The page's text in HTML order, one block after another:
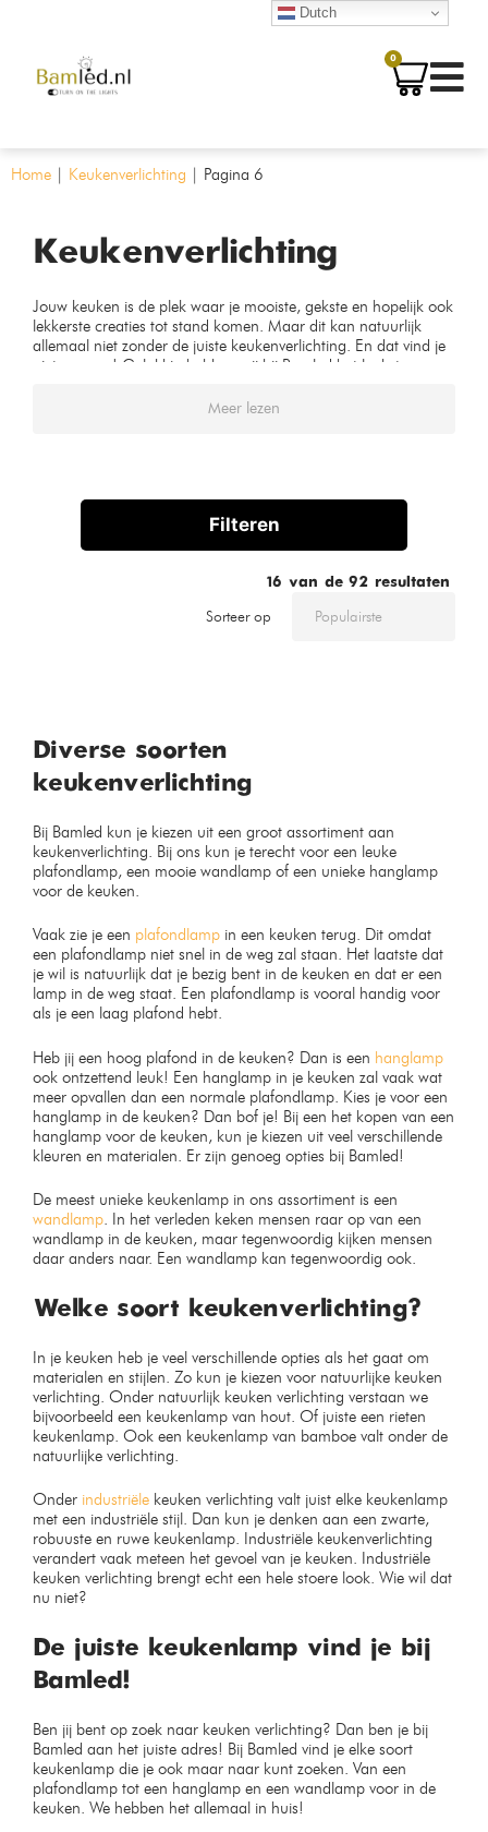
0
Home | Keukenverlichting | Pagina 6
Keukenverlichting
Jouw keuken is de plek waar je mooiste, gekste en hopelijk ook
lekkerste creaties tot stand komen. Maar dit kan natuurlijk
allemaal niet zonder de juiste keukenverlichting. En dat vind je
niet zomaar! Gelukkig hebben wij bij Bamled het leukste
Meer lezen
Filteren
16 van de 92 resultaten
Sorteer op
Diverse soorten
keukenverlichting
Bij Bamled kun je kiezen uit een groot assortiment aan
keukenverlichting. Bij ons kun je terecht voor een leuke
plafondlamp, een mooie wandlamp of een unieke hanglamp
voor de keuken.
Vaak zie je een plafondlamp in een keuken terug. Dit omdat
een plafondlamp niet snel in de weg zal staan. Het laatste dat
je wil is natuurlijk dat je bezig bent in de keuken en dat er een
lamp in de weg staat. Een plafondlamp is vooral handig voor
als je een laag plafond hebt.
Heb jij een hoog plafond in de keuken? Dan is een hanglamp
ook ontzettend leuk! Een hanglamp in je keuken zal vaak wat
meer opvallen dan een normale plafondlamp. Kies je voor een
hanglamp in de keuken? Dan bof je! Bij een het kopen van een
hanglamp voor de keuken, kun je kiezen uit veel verschillende
kleuren en materialen. Er zijn genoeg opties bij Bamled!
De meest unieke keukenlamp in ons assortiment is een
wandlamp. In het verleden keken mensen raar op van een
wandlamp in de keuken, maar tegenwoordig kijken mensen
daar anders naar. Een wandlamp kan tegenwoordig ook.
Welke soort keukenverlichting?
In je keuken heb je veel verschillende opties als het gaat om
materialen en stijlen. Zo kun je kiezen voor natuurlijke keuken
verlichting. Onder natuurlijk keuken verlichting verstaan we
bijvoorbeeld een keukenlamp van hout. Of juiste een rieten
keukenlamp. Ook een keukenlamp van bamboe valt onder de
natuurlijke verlichting.
Onder industriële keuken verlichting valt juist elke keukenlamp
met een industriële stijl. Dan kun je denken aan een zwarte,
robuuste en ruwe keukenlamp. Industriële keukenverlichting
verandert vaak meteen het gevoel van je keuken. Industriële
keuken verlichting brengt echt een hele stoere look. Wie wil dat
nu niet?
De juiste keukenlamp vind je bij
Bamled!
Ben jij bent op zoek naar keuken verlichting? Dan ben je bij
Bamled aan het juiste adres! Bij Bamled vind je elke soort
keukenlamp die je ook maar naar kunt zoeken. Van een
plafondlamp tot een hanglamp en een wandlamp voor in de
keuken. We hebben het allemaal in huis!
Dutch